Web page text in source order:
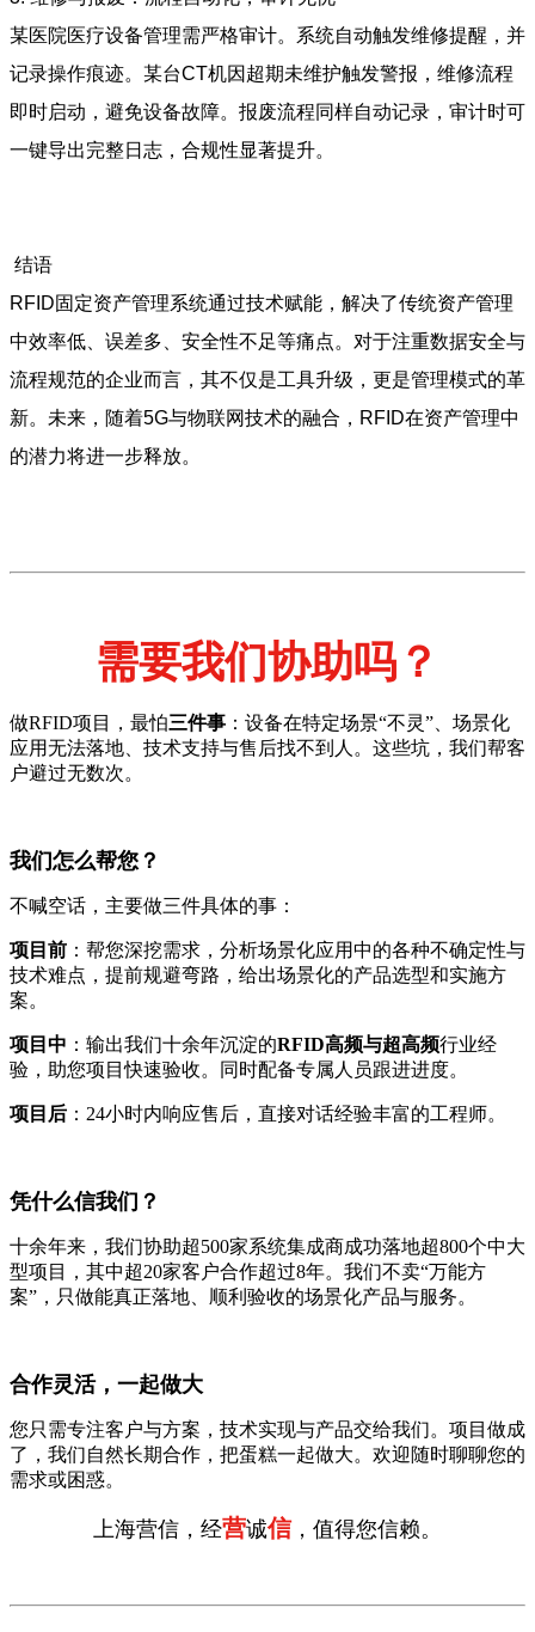
某医院医疗设备管理需严格审计。系统自动触发维修提醒，并
记录操作痕迹。某台CT机因超期未维护触发警报，维修流程
即时启动，避免设备故障。报废流程同样自动记录，审计时可
一键导出完整日志，合规性显著提升。
结语
RFID固定资产管理系统通过技术赋能，解决了传统资产管理
中效率低、误差多、安全性不足等痛点。对于注重数据安全与
流程规范的企业而言，其不仅是工具升级，更是管理模式的革
新。未来，随着5G与物联网技术的融合，RFID在资产管理中
的潜力将进一步释放。
需要我们协助吗？
做RFID项目，最怕三件事 ：设备在特定场景“不灵”、场景化
应用无法落地、技术支持与售后找不到人。这些坑，我们帮客
户避过无数次。
我们怎么帮您？
不喊空话，主要做三件具体的事：
项目前 ：帮您深挖需求，分析场景化应用中的各种不确定性与
技术难点，提前规避弯路，给出场景化的产品选型和实施方
案。
项目中 ：输出我们十余年沉淀的RFID高频与超高频行业经
验，助您项目快速验收。同时配备专属人员跟进进度。
项目后 ：24小时内响应售后，直接对话经验丰富的工程师。
凭什么信我们？
十余年来，我们协助超500家系统集成商成功落地超800个中大
型项目，其中超20家客户合作超过8年。我们不卖“万能方
案”，只做能真正落地、顺利验收的场景化产品与服务。
合作灵活，一起做大
您只需专注客户与方案，技术实现与产品交给我们。项目做成
了，我们自然长期合作，把蛋糕一起做大。欢迎随时聊聊您的
需求或困惑。
上海营信，经营诚信，值得您信赖。